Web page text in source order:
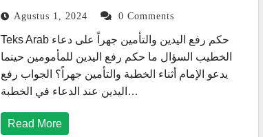
Agustus 1, 2024 0 Comments
Teks Arab حكم رفع اليدين والتأمين جهراً على دعاء
الخطيب السؤال ما حكم رفع اليدين للمأمومين حينما
يدعو الإمام أثناء الخطبة والتأمين جهراً؟ الجواب رفع
اليدين عند الدعاء في الخطبة…
Read More